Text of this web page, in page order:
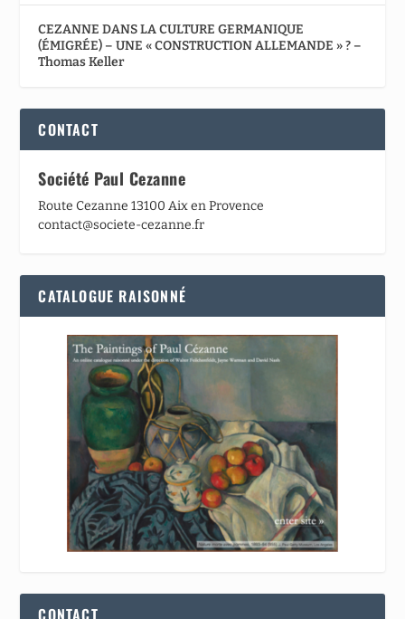
CEZANNE DANS LA CULTURE GERMANIQUE
(ÉMIGRÉE) – UNE « CONSTRUCTION ALLEMANDE » ? –
Thomas Keller
CONTACT
Société Paul Cezanne
Route Cezanne 13100 Aix en Provence
contact@societe-cezanne.fr
CATALOGUE RAISONNÉ
CONTACT